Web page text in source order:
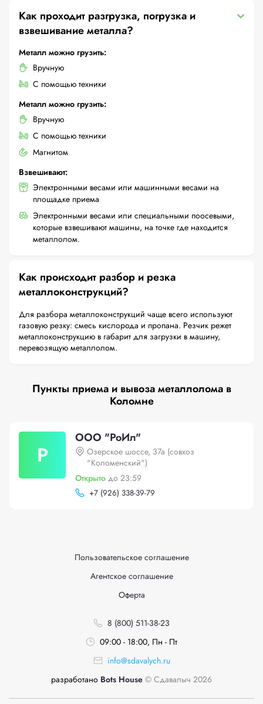
Как проходит разгрузка, погрузка и
взвешивание металла?
Металл можно грузить:
Вручную
С помощью техники
Металл можно грузить:
Вручную
С помощью техники
Магнитом
Взвешивают:
Электронными весами или машинными весами на
площадке приема
Электронными весами или специальными поосевыми,
которые взвешивают машины, на точке где находится
металлолом.
Как происходит разбор и резка
металлоконструкций?
Для разбора металлоконструкций чаще всего используют
газовую резку: смесь кислорода и пропана. Резчик режет
металлоконструкцию в габарит для загрузки в машину,
перевозящую металлолом.
Пункты приема и вывоза металлолома в
Коломне
Р
ООО "РоИл"
Озерское шоссе, 37а (совхоз
"Коломенский")
Открыто до 23:59
+7 (926) 338-39-79
Пользовательское соглашение
Агентское соглашение
Оферта
8 (800) 511-38-23
09:00 - 18:00, Пн - Пт
info@sdavalych.ru
разработано Bots House © Сдавалыч 2026